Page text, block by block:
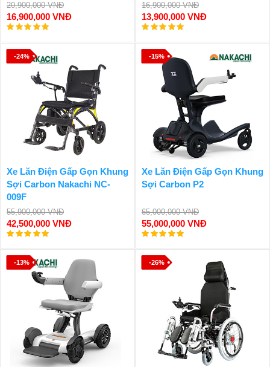
20,900,000 VNĐ
16,900,000 VNĐ
16,900,000 VNĐ
13,900,000 VNĐ
-24%
Xe Lăn Điện Gấp Gọn Khung
Sợi Carbon Nakachi NC-
009F
55,900,000 VNĐ
42,500,000 VNĐ
-15%
Xe Lăn Điện Gấp Gọn Khung
Sợi Carbon P2
65,000,000 VNĐ
55,000,000 VNĐ
-13% -26%